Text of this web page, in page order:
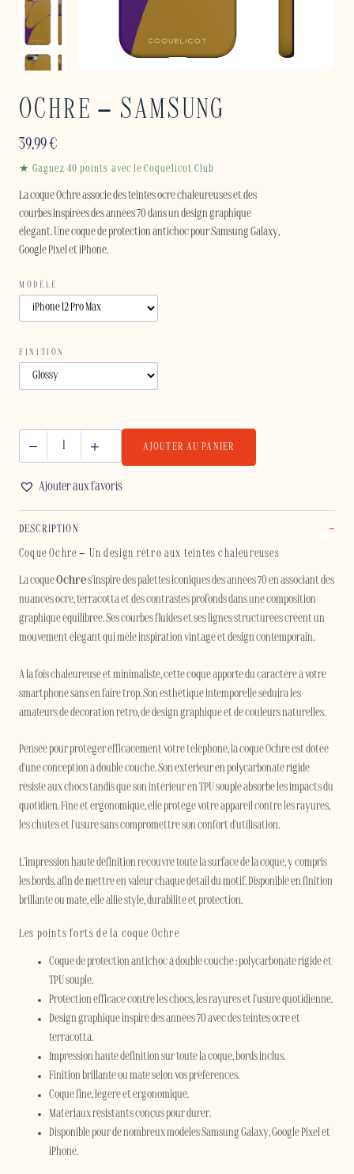
OCHRE – SAMSUNG
39,99€
★ Gagnez 40 points avec le Coquelicot Club
La coque Ochre associe des teintes ocre chaleureuses et des
courbes inspirées des années 70 dans un design graphique
élégant. Une coque de protection antichoc pour Samsung Galaxy,
Google Pixel et iPhone.
MODÈLE
FINITION
OCHRE
-
SAMSUNG
AJOUTER AU PANIER
Ajouter aux favoris
DESCRIPTION
Coque Ochre – Un design rétro aux teintes chaleureuses
La coqueOchres'inspire des palettes iconiques des années 70 en associant des
nuances ocre, terracotta et des contrastes profonds dans une composition
graphique équilibrée. Ses courbes fluides et ses lignes structurées créent un
mouvement élégant qui mêle inspiration vintage et design contemporain.
À la fois chaleureuse et minimaliste, cette coque apporte du caractère à votre
smartphone sans en faire trop. Son esthétique intemporelle séduira les
amateurs de décoration rétro, de design graphique et de couleurs naturelles.
Pensée pour protéger efficacement votre téléphone, la coque Ochre est dotée
d'une conception à double couche. Son extérieur en polycarbonate rigide
résiste aux chocs tandis que son intérieur en TPU souple absorbe les impacts du
quotidien. Fine et ergonomique, elle protège votre appareil contre les rayures,
les chutes et l'usure sans compromettre son confort d'utilisation.
L'impression haute définition recouvre toute la surface de la coque, y compris
les bords, afin de mettre en valeur chaque détail du motif. Disponible en finition
brillante ou mate, elle allie style, durabilité et protection.
Les points forts de la coque Ochre
Coque de protection antichoc à double couche : polycarbonate rigide et
TPU souple.
Protection efficace contre les chocs, les rayures et l'usure quotidienne.
Design graphique inspiré des années 70 avec des teintes ocre et
terracotta.
Impression haute définition sur toute la coque, bords inclus.
Finition brillante ou mate selon vos préférences.
Coque fine, légère et ergonomique.
Matériaux résistants conçus pour durer.
Disponible pour de nombreux modèles Samsung Galaxy, Google Pixel et
iPhone.